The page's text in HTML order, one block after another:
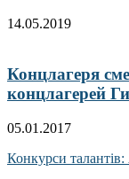
14.05.2019
Концлагеря
концлагерей
05.01.2017
Конкурси